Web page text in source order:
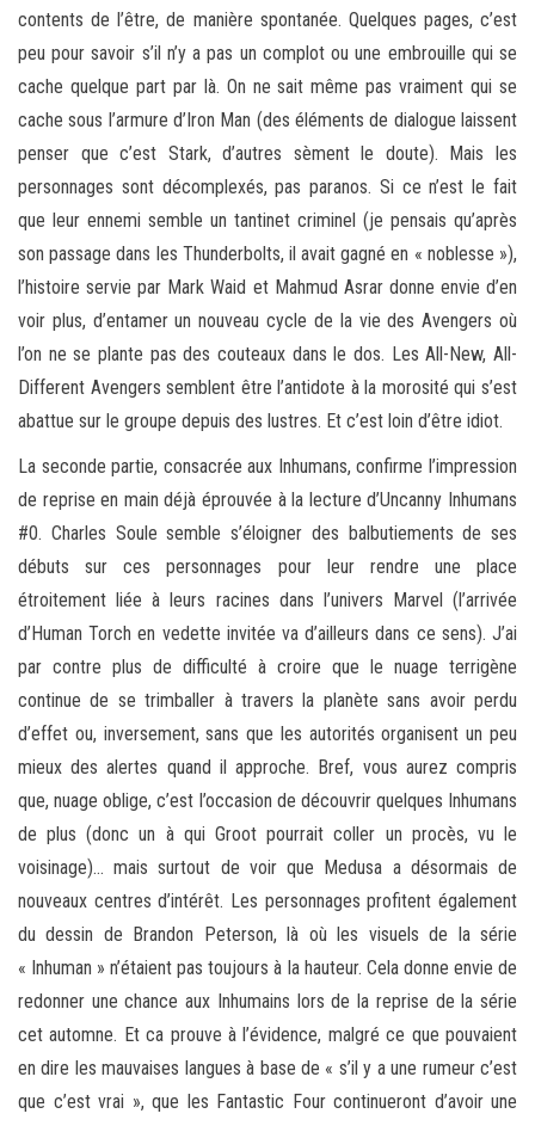
contents de l’être, de manière spontanée. Quelques pages, c’est
peu pour savoir s’il n’y a pas un complot ou une embrouille qui se
cache quelque part par là. On ne sait même pas vraiment qui se
cache sous l’armure d’Iron Man (des éléments de dialogue laissent
penser que c’est Stark, d’autres sèment le doute). Mais les
personnages sont décomplexés, pas paranos. Si ce n’est le fait
que leur ennemi semble un tantinet criminel (je pensais qu’après
son passage dans les Thunderbolts, il avait gagné en « noblesse »),
l’histoire servie par Mark Waid et Mahmud Asrar donne envie d’en
voir plus, d’entamer un nouveau cycle de la vie des Avengers où
l’on ne se plante pas des couteaux dans le dos. Les All-New, All-
Different Avengers semblent être l’antidote à la morosité qui s’est
abattue sur le groupe depuis des lustres. Et c’est loin d’être idiot.
La seconde partie, consacrée aux Inhumans, confirme l’impression
de reprise en main déjà éprouvée à la lecture d’Uncanny Inhumans
#0. Charles Soule semble s’éloigner des balbutiements de ses
débuts sur ces personnages pour leur rendre une place
étroitement liée à leurs racines dans l’univers Marvel (l’arrivée
d’Human Torch en vedette invitée va d’ailleurs dans ce sens). J’ai
par contre plus de difficulté à croire que le nuage terrigène
continue de se trimballer à travers la planète sans avoir perdu
d’effet ou, inversement, sans que les autorités organisent un peu
mieux des alertes quand il approche. Bref, vous aurez compris
que, nuage oblige, c’est l’occasion de découvrir quelques Inhumans
de plus (donc un à qui Groot pourrait coller un procès, vu le
voisinage)… mais surtout de voir que Medusa a désormais de
nouveaux centres d’intérêt. Les personnages profitent également
du dessin de Brandon Peterson, là où les visuels de la série
« Inhuman » n’étaient pas toujours à la hauteur. Cela donne envie de
redonner une chance aux Inhumains lors de la reprise de la série
cet automne. Et ca prouve à l’évidence, malgré ce que pouvaient
en dire les mauvaises langues à base de « s’il y a une rumeur c’est
que c’est vrai », que les Fantastic Four continueront d’avoir une